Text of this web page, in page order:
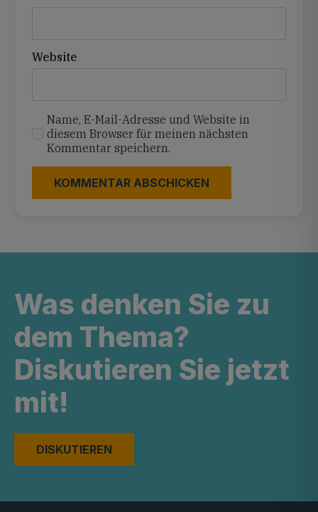
Website
Name, E-Mail-Adresse und Website in
diesem Browser für meinen nächsten
Kommentar speichern.
Was denken Sie zu
dem Thema?
Diskutieren Sie jetzt
mit!
DISKUTIEREN